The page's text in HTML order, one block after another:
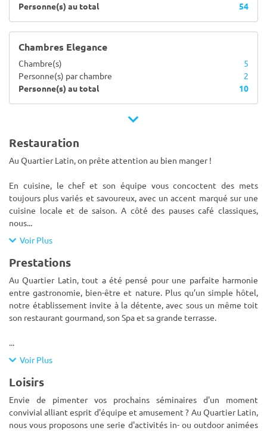
Personne(s) au total
54
Chambres Elegance
Chambre(s)
5
Personne(s) par chambre
2
Personne(s) au total
10
Restauration
Au Quartier Latin, on prête attention au bien manger !
En cuisine, le chef et son équipe vous concoctent des mets
toujours plus variés et savoureux, avec un accent marqué sur une
cuisine locale et de saison. A côté des pauses café classiques,
nous...
Voir Plus
Prestations
Au Quartier Latin, tout a été pensé pour une parfaite harmonie
entre gastronomie, bien-être et nature. Plus qu’un simple hôtel,
notre établissement invite à la détente, avec sous un même toit
son restaurant gourmand, son Spa et sa grande terrasse.
...
Voir Plus
Loisirs
Envie de pimenter vos prochains séminaires d'un moment
convivial alliant esprit d'équipe et amusement ? Au Quartier Latin,
nous vous proposons une serie d'activités in- ou outdoor animées